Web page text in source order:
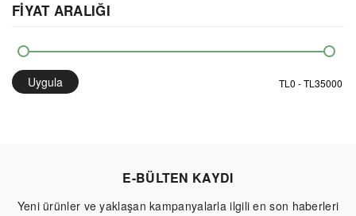
FİYAT ARALIĞI
Uygula
E-BÜLTEN KAYDI
Yeni ürünler ve yaklaşan kampanyalarla ilgili en son haberleri